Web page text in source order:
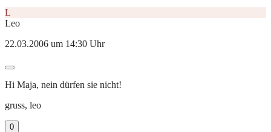
L
Leo
22.03.2006 um 14:30 Uhr
Hi Maja, nein dürfen sie nicht!
gruss, leo
0